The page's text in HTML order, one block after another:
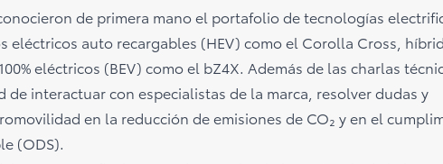
de primera mano el portafolio de tecnologías
eléctricos auto recargables (HEV) como el Corolla Cross,
eléctricos (BEV) como el bZ4X. Además de las charlas
interactuar con especialistas de la marca, resolver dudas y
en la reducción de emisiones de CO₂ y en el
(ODS).